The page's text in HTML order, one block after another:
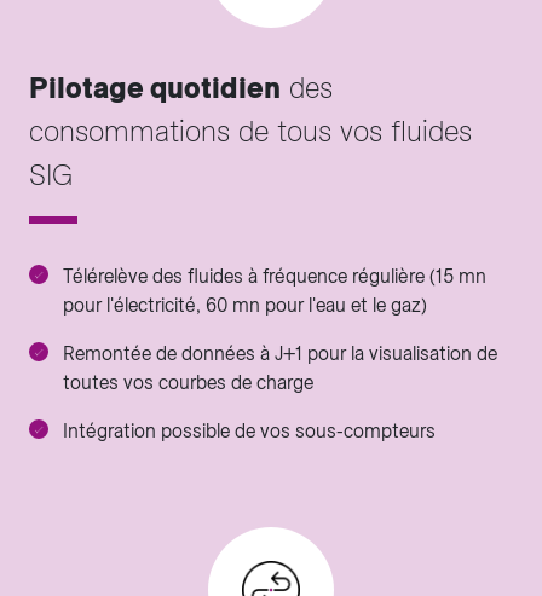
Pilotage quotidien des
consommations de tous vos fluides
SIG
Télérelève des fluides à fréquence régulière (15 mn
pour l'électricité, 60 mn pour l'eau et le gaz)
Remontée de données à J+1 pour la visualisation de
toutes vos courbes de charge
Intégration possible de vos sous-compteurs